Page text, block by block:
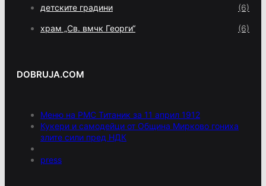
детските градини (6)
храм „Св. вмчк Георги“ (6)
DOBRUJA.COM
Меню на РМС Титаник за 11 април 1912
Кукери и самодейци от Община Мирково гониха
злите сили пред НДК
press